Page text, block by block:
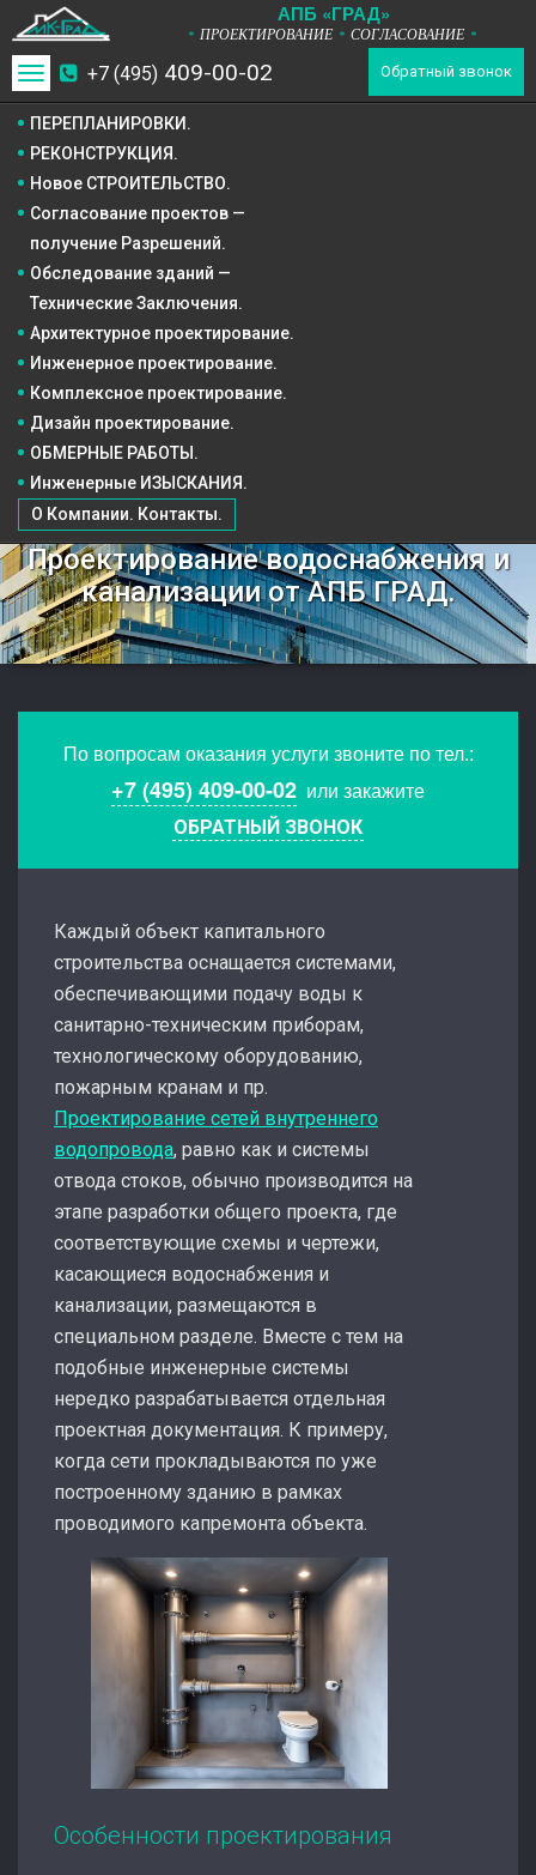
АПБ «ГРАД»
* ПРОЕКТИРОВАНИЕ * СОГЛАСОВАНИЕ *
+7 (495) 409-00-02 Обратный звонок
Toggle
navigation
ПЕРЕПЛАНИРОВКИ.
РЕКОНСТРУКЦИЯ.
Новое СТРОИТЕЛЬСТВО.
ОБМЕРНЫЕ РАБОТЫ.
Инженерные ИЗЫСКАНИЯ.
О Компании. Контакты.
Согласование проектов —
получение Разрешений.
Обследование зданий —
Технические Заключения.
Архитектурное проектирование.
Инженерное проектирование.
Комплексное проектирование.
Дизайн проектирование.
Проектирование водоснабжения и
канализации от АПБ ГРАД.
По вопросам оказания услуги звоните по тел.:
+7 (495) 409-00-02 или закажите
ОБРАТНЫЙ ЗВОНОК
Каждый объект капитального
строительства оснащается системами,
обеспечивающими подачу воды к
санитарно-техническим приборам,
технологическому оборудованию,
пожарным кранам и пр.
Проектирование сетей внутреннего
водопровода, равно как и системы
отвода стоков, обычно производится на
этапе разработки общего проекта, где
соответствующие схемы и чертежи,
касающиеся водоснабжения и
канализации, размещаются в
специальном разделе. Вместе с тем на
подобные инженерные системы
нередко разрабатывается отдельная
проектная документация. К примеру,
когда сети прокладываются по уже
построенному зданию в рамках
проводимого капремонта объекта.
Особенности проектирования